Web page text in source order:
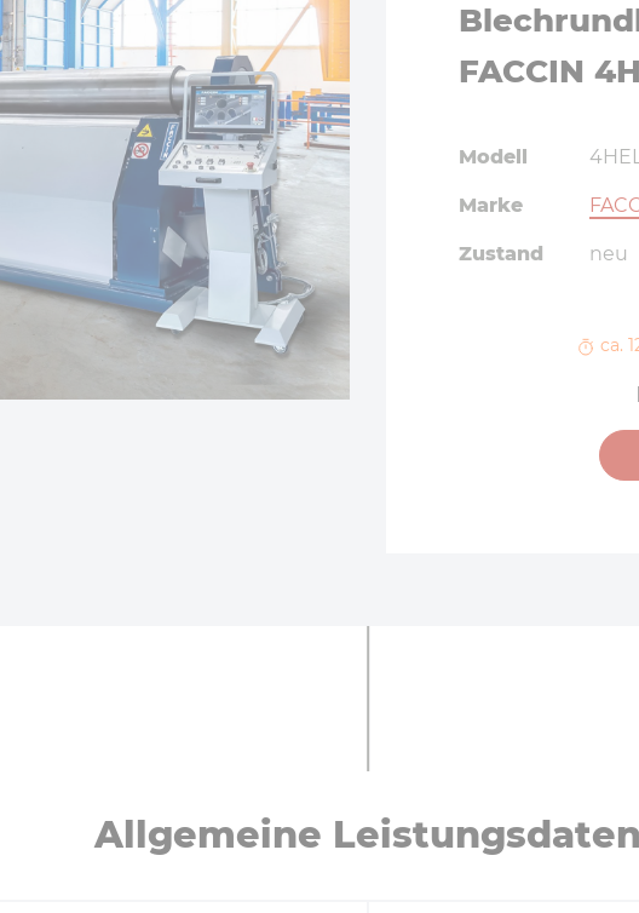
FACCIN
Modell
Marke
Zustand neu
ca.
All­ge­mei­ne Leis­tungs­da­ten